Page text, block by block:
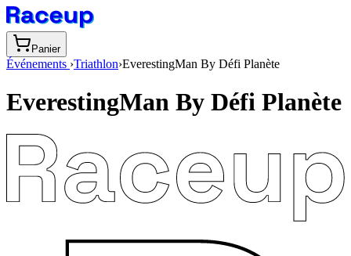
Panier
Événements ›Triathlon›EverestingMan By Défi Planète
EverestingMan By Défi Planète